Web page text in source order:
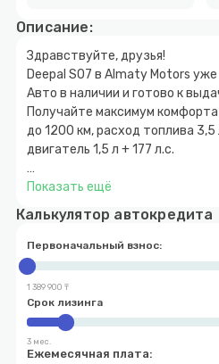
Описание:
Здравствуйте, друзья!
Deepal S07 в Almaty Motors
Авто в наличии и готово к
Получайте максимум
до 1200 км, расход топлива
двигатель 1,5 л + 177 л.с.
🎁 Подарки при покупке:
•русификация
•полики
•полный бак
•гарантия
•0 ТО
💳 Оплата любым удобным
• Кредит без первоначального
Показать ещё
Калькулятор автокредита
Первоначальный взнос:
1 389 900 ₸
Срок лизинга
3 мес.
Ежемесячная плата: